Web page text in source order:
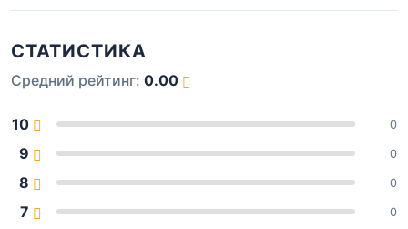
СТАТИСТИКА
Средний рейтинг: 0.00
10 0
9 0
8 0
7 0